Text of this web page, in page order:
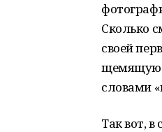
Сколько
своей
щемящую
словами
Так вот,